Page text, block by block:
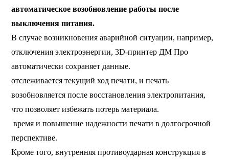
автоматическое возобновление работы после
выключения питания.
В случае возникновения аварийной ситуации, например,
отключения электроэнергии, 3D-принтер ДМ Про
автоматически сохраняет данные.
отслеживается текущий ход печати, и печать
возобновляется после восстановления электропитания,
что позволяет избежать потерь материала.
время и повышение надежности печати в долгосрочной
перспективе.
Кроме того, внутренняя противоударная конструкция в